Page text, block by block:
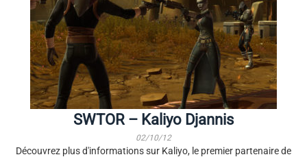
SWTOR – Kaliyo Djannis
02/10/12
Découvrez plus d'informations sur Kaliyo, le premier partenaire de